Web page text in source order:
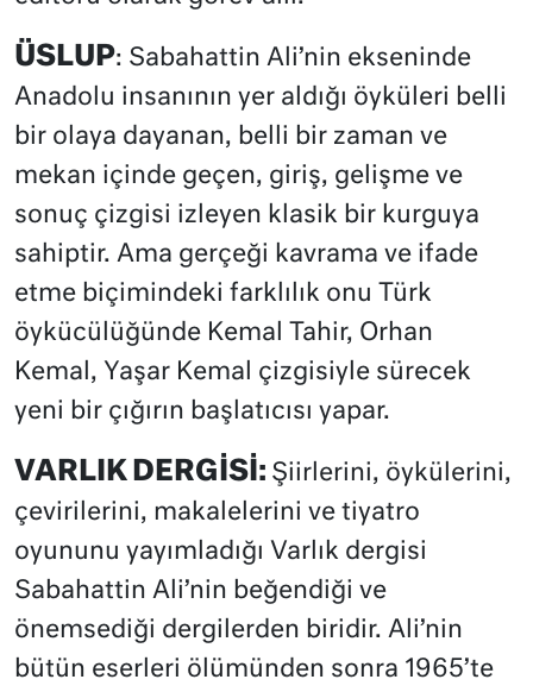
ÜSLUP: Sabahattin Ali’nin ekseninde
Anadolu insanının yer aldığı öyküleri belli
bir olaya dayanan, belli bir zaman ve
mekan içinde geçen, giriş, gelişme ve
sonuç çizgisi izleyen klasik bir kurguya
sahiptir. Ama gerçeği kavrama ve ifade
etme biçimindeki farklılık onu Türk
öykücülüğünde Kemal Tahir, Orhan
Kemal, Yaşar Kemal çizgisiyle sürecek
yeni bir çığırın başlatıcısı yapar.
VARLIK DERGİSİ: Şiirlerini, öykülerini,
çevirilerini, makalelerini ve tiyatro
oyununu yayımladığı Varlık dergisi
Sabahattin Ali’nin beğendiği ve
önemsediği dergilerden biridir. Ali’nin
bütün eserleri ölümünden sonra 1965’te